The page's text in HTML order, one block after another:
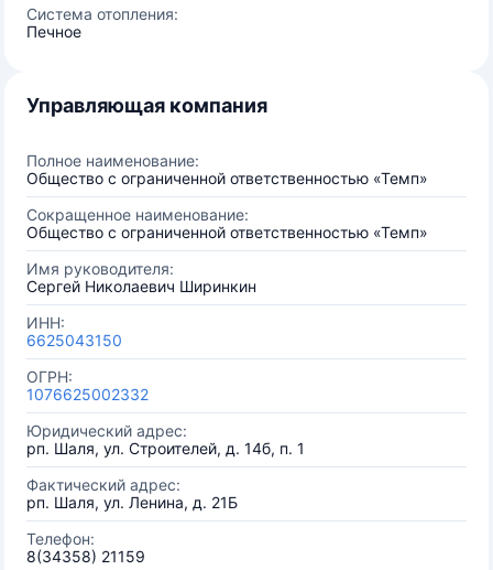
Система отопления:
Печное
Управляющая компания
Полное наименование:
Общество с ограниченной ответственностью «Темп»
Сокращенное наименование:
Общество с ограниченной ответственностью «Темп»
Имя руководителя:
Сергей Николаевич Ширинкин
ИНН:
6625043150
ОГРН:
1076625002332
Юридический адрес:
рп. Шаля, ул. Строителей, д. 14б, п. 1
Фактический адрес:
рп. Шаля, ул. Ленина, д. 21Б
Телефон:
8(34358) 21159